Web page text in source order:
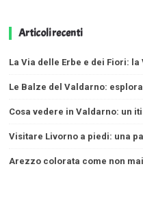
Articoli recenti
La Via delle Erbe e dei Fiori:
Le Balze del Valdarno:
Cosa vedere in Valdarno: un
Visitare Livorno a piedi: una
Arezzo colorata come non